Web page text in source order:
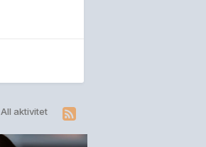
All aktivitet